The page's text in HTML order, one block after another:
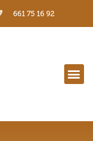
661 75 16 92